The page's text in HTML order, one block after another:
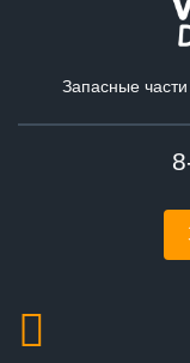
Запасные